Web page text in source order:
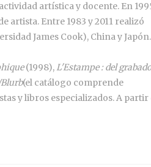
artística y docente. En
artista. Entre 1983 y 2011 realizó
James Cook), China y Japón.
(1998),L'Estampe : del
(el catálogo comprende
y libros especializados. A partir